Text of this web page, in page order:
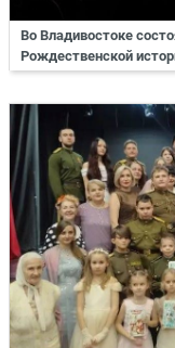
Во Владивостоке
Рождественской